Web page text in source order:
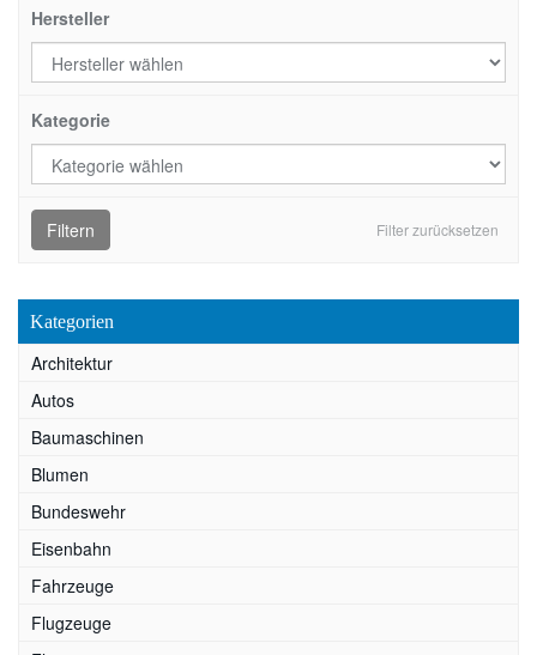
Hersteller
Kategorie
Filter zurücksetzen
Filtern
Kategorien
Architektur
Autos
Baumaschinen
Blumen
Bundeswehr
Eisenbahn
Fahrzeuge
Flugzeuge